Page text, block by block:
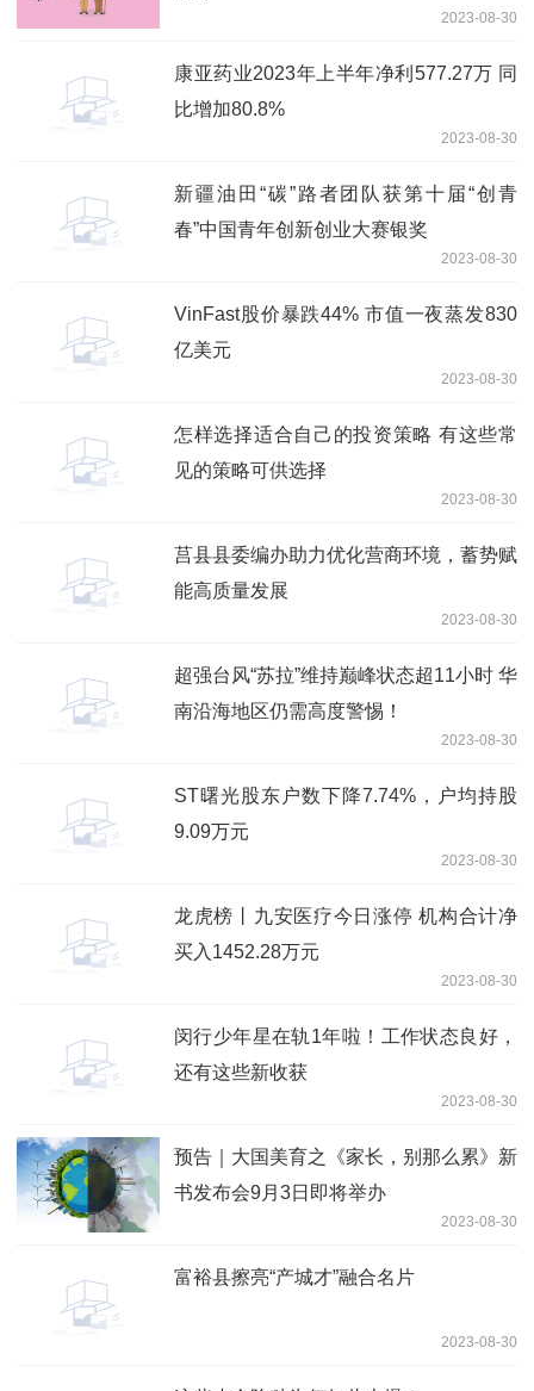
2023-08-30
康亚药业2023年上半年净利577.27万 同
比增加80.8%
2023-08-30
新疆油田“碳”路者团队获第十届“创青
春”中国青年创新创业大赛银奖
2023-08-30
VinFast股价暴跌44% 市值一夜蒸发830
亿美元
2023-08-30
怎样选择适合自己的投资策略 有这些常
见的策略可供选择
2023-08-30
莒县县委编办助力优化营商环境，蓄势赋
能高质量发展
2023-08-30
超强台风“苏拉”维持巅峰状态超11小时 华
南沿海地区仍需高度警惕！
2023-08-30
ST曙光股东户数下降7.74%，户均持股
9.09万元
2023-08-30
龙虎榜丨九安医疗今日涨停 机构合计净
买入1452.28万元
2023-08-30
闵行少年星在轨1年啦！工作状态良好，
还有这些新收获
2023-08-30
预告｜大国美育之《家长，别那么累》新
书发布会9月3日即将举办
2023-08-30
富裕县擦亮“产城才”融合名片
2023-08-30